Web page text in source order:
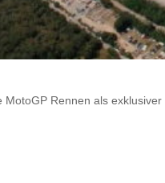
MotoGP Rennen als exklusiver